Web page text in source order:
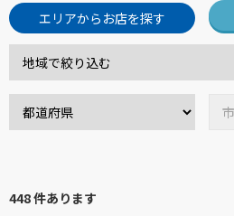
エリアからお店を探す
448 件あります